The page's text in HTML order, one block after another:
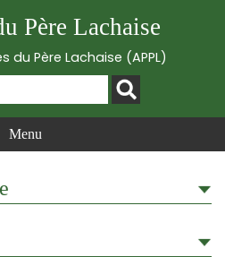
Père Lachaise
du Père Lachaise (APPL)
Menu